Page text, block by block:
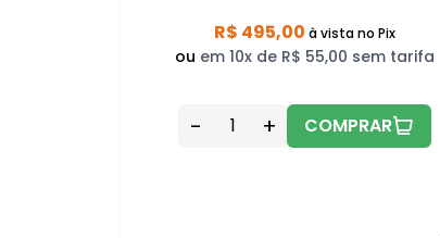
R$ 495,00 à vistano Pix
ou em 10x de R$ 55,00 sem tarifa
- + COMPRAR